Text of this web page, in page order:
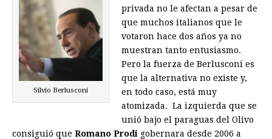
Silvio Berlusconi
privada no le afectan a pesar de
que muchos italianos que le
votaron hace dos años ya no
muestran tanto entusiasmo.
Pero la fuerza de Berlusconi es
que la alternativa no existe y,
en todo caso, está muy
atomizada. La izquierda que se
unió bajo el paraguas del Olivo
consiguió que Romano Prodi gobernara desde 2006 a